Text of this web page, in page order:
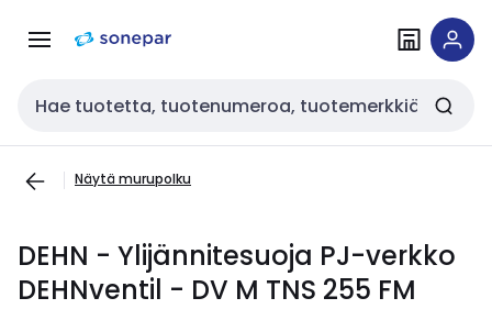
navigointiinsisältöön
Haku
Näytä murupolku
DEHN - Ylijännitesuoja PJ-verkko
DEHNventil - DV M TNS 255 FM